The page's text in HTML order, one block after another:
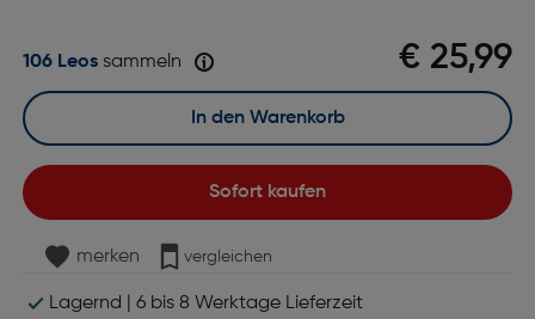
€ 25,99
106 Leossammeln
Sofort kaufen
In den Warenkorb
merken vergleichen
Lagernd | 6 bis 8 Werktage Lieferzeit